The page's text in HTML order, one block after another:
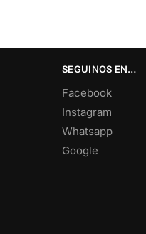
SEGUINOS EN…
Facebook
Instagram
Whatsapp
Google